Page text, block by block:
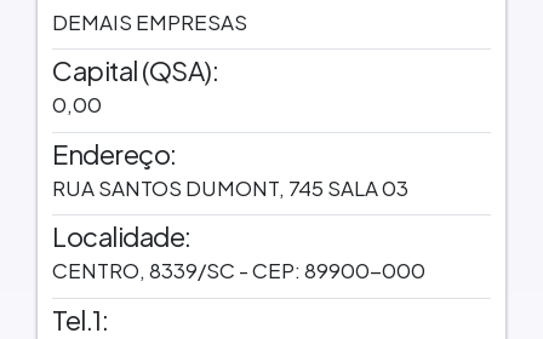
DEMAIS EMPRESAS
Capital (QSA):
0,00
Endereço:
RUA SANTOS DUMONT, 745 SALA 03
Localidade:
CENTRO, 8339/SC - CEP: 89900-000
Tel.1: